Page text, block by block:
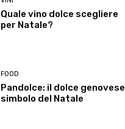
Quale vino dolce scegliere
per Natale?
FOOD
Pandolce: il dolce genovese
simbolo del Natale